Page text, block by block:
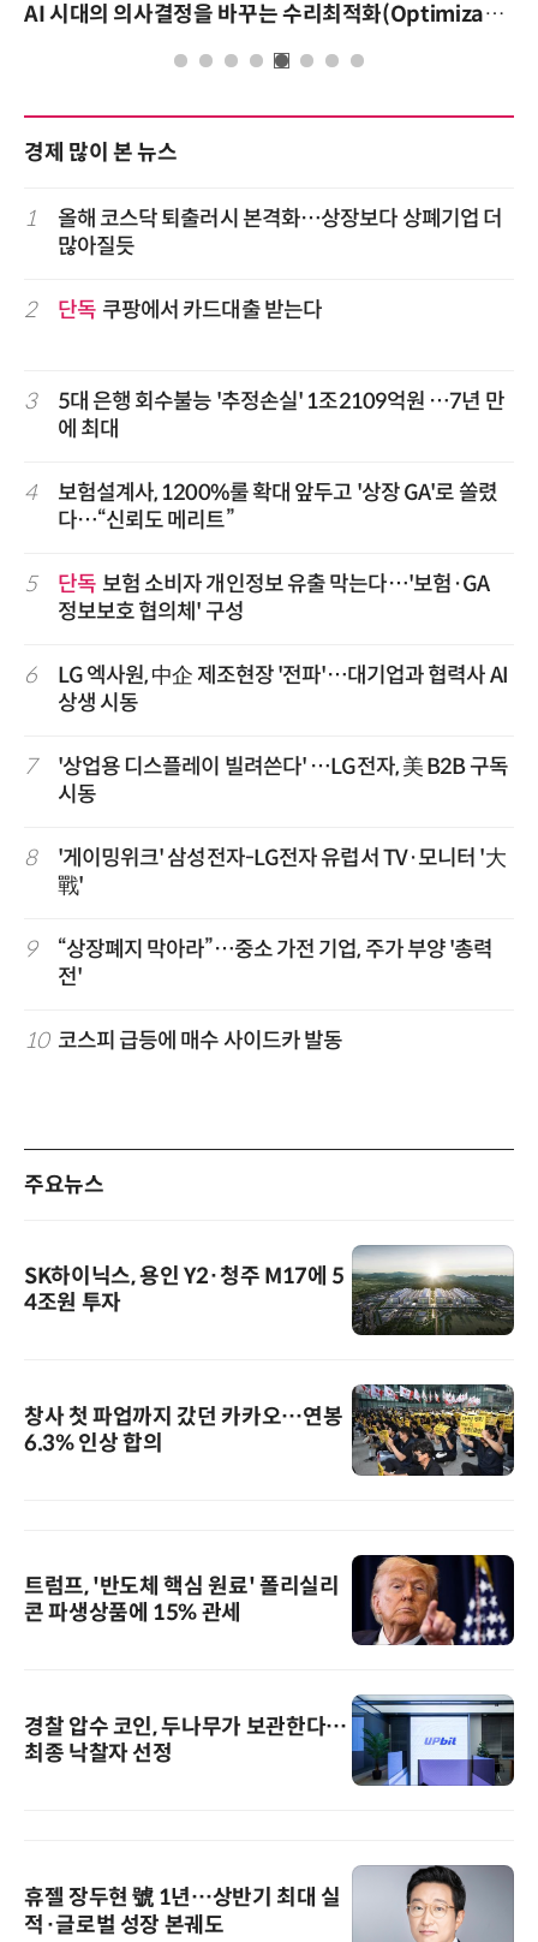
AI 시대의 의사결정을 바꾸는 수리최적화(Optimization): 실제 산업 적용 사례와 활용 전략
경제 많이 본 뉴스
1
올해 코스닥 퇴출러시 본격화…상장보다 상폐기업 더
많아질듯
2 단독 쿠팡에서 카드대출 받는다
3
5대 은행 회수불능 '추정손실' 1조2109억원 …7년 만
에 최대
4
보험설계사, 1200%룰 확대 앞두고 '상장 GA'로 쏠렸
다…“신뢰도 메리트”
5 단독 보험 소비자 개인정보 유출 막는다…'보험·GA
정보보호 협의체' 구성
6
LG 엑사원, 中企 제조현장 '전파'…대기업과 협력사 AI
상생 시동
7
'상업용 디스플레이 빌려쓴다' …LG전자, 美 B2B 구독
시동
8
'게이밍위크' 삼성전자-LG전자 유럽서 TV·모니터 '大
戰'
9
“상장폐지 막아라”…중소 가전 기업, 주가 부양 '총력
전'
10 코스피 급등에 매수 사이드카 발동
주요뉴스
SK하이닉스, 용인 Y2·청주 M17에 5
4조원 투자
창사 첫 파업까지 갔던 카카오…연봉
6.3% 인상 합의
트럼프, '반도체 핵심 원료' 폴리실리
콘 파생상품에 15% 관세
경찰 압수 코인, 두나무가 보관한다…
최종 낙찰자 선정
휴젤 장두현 號 1년…상반기 최대 실
적·글로벌 성장 본궤도